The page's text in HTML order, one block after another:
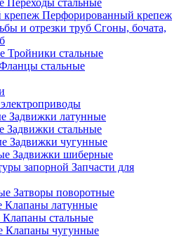
Переходы стальные
Перфорированный крепеж
Сгоны, бочата,
Тройники стальные
стальные
Задвижки латунные
Задвижки стальные
Задвижки чугунные
Задвижки шиберные
Запчасти для
Затворы поворотные
Клапаны латунные
Клапаны стальные
Клапаны чугунные